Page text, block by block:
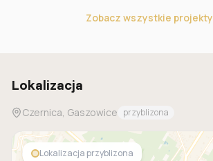
Zobacz wszystkie projekty
Lokalizacja
Czernica, Gaszowice przyblizona
Lokalizacja przyblizona